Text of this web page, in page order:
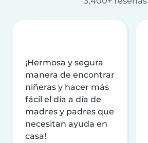
¡Hermosa y segura
manera de encontrar
niñeras y hacer más
fácil el día a día de
madres y padres que
necesitan ayuda en
casa!